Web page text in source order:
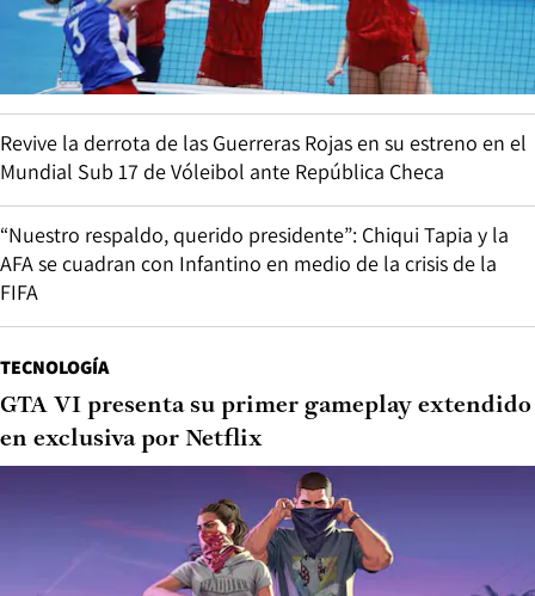
Revive la derrota de las Guerreras Rojas en su estreno en el
Mundial Sub 17 de Vóleibol ante República Checa
“Nuestro respaldo, querido presidente”: Chiqui Tapia y la
AFA se cuadran con Infantino en medio de la crisis de la
FIFA
TECNOLOGÍA
GTA VI presenta su primer gameplay extendido
en exclusiva por Netflix